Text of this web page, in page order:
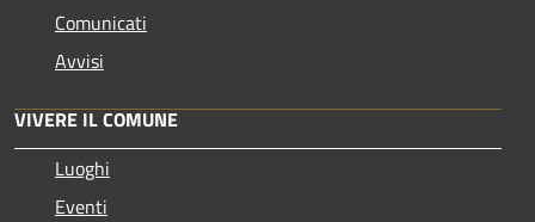
Comunicati
Avvisi
VIVERE IL COMUNE
Luoghi
Eventi